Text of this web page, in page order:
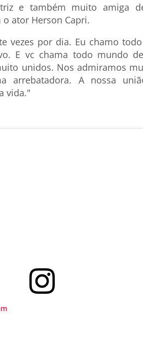
e também muito amiga
ator Herson Capri.
vezes por dia. Eu chamo
E vc chama todo mundo
unidos. Nos admiramos
arrebatadora. A nossa
vida."